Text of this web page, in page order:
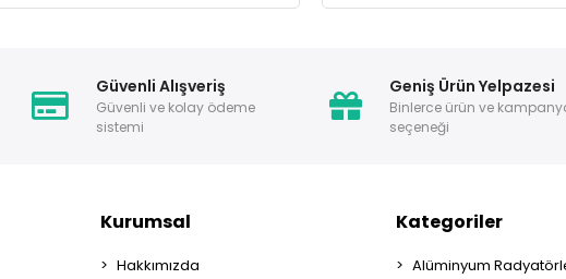
Güvenli Alışveriş
Güvenli ve kolay ödeme
sistemi
Geniş Ürün Yelpazesi
Binlerce ürün ve
seçeneği
Kurumsal
Hakkımızda
Kategoriler
Alüminyum